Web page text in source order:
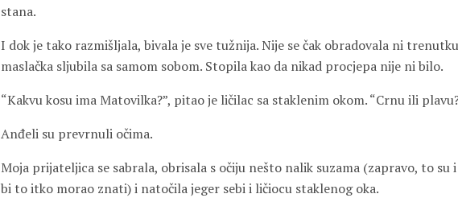
stana.
I dok je tako razmišljala, bivala je sve tužnija. Nije se čak obradovala ni
maslačka sljubila sa samom sobom. Stopila kao da nikad procjepa nije ni bilo.
“Kakvu kosu ima Matovilka?”, pitao je ličilac sa staklenim okom. “Crnu ili
Anđeli su prevrnuli očima.
Moja prijateljica se sabrala, obrisala s očiju nešto nalik suzama (zapravo, to su
bi to itko morao znati) i natočila jeger sebi i ličiocu staklenog oka.